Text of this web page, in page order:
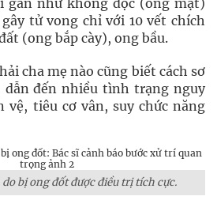
tử vong chỉ với 10 vết chích
(ong bắp cày), ong bầu.
cha mẹ nào cũng biết cách sơ
đến nhiều tình trạng nguy
vệ, tiêu cơ vân, suy chức năng
bị ong đốt được điều trị tích cực.